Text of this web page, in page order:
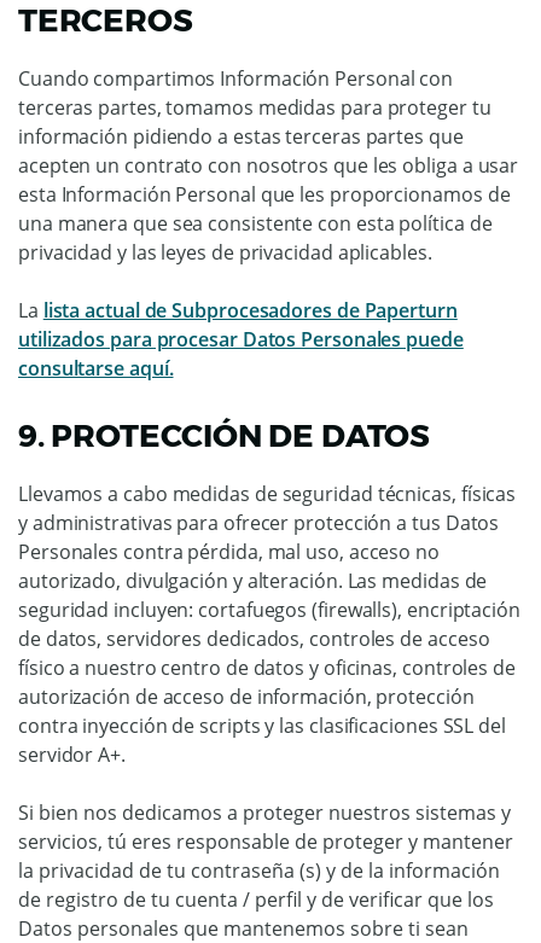
TERCEROS
Cuando compartimos Información Personal con
terceras partes, tomamos medidas para proteger tu
información pidiendo a estas terceras partes que
acepten un contrato con nosotros que les obliga a usar
esta Información Personal que les proporcionamos de
una manera que sea consistente con esta política de
privacidad y las leyes de privacidad aplicables.
La lista actual de Subprocesadores de Paperturn
utilizados para procesar Datos Personales puede
consultarse aquí.
9. PROTECCIÓN DE DATOS
Llevamos a cabo medidas de seguridad técnicas, físicas
y administrativas para ofrecer protección a tus Datos
Personales contra pérdida, mal uso, acceso no
autorizado, divulgación y alteración. Las medidas de
seguridad incluyen: cortafuegos (firewalls), encriptación
de datos, servidores dedicados, controles de acceso
físico a nuestro centro de datos y oficinas, controles de
autorización de acceso de información, protección
contra inyección de scripts y las clasificaciones SSL del
servidor A+.
Si bien nos dedicamos a proteger nuestros sistemas y
servicios, tú eres responsable de proteger y mantener
la privacidad de tu contraseña (s) y de la información
de registro de tu cuenta / perfil y de verificar que los
Datos personales que mantenemos sobre ti sean